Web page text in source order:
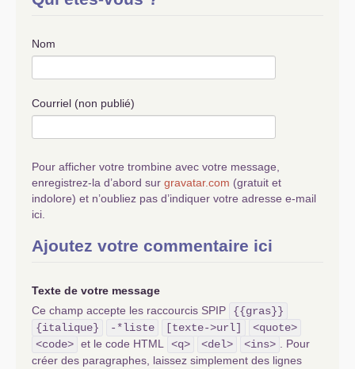
pour que la cellule ne soit pas
plus ou moins abordés nos
communards en 1871, les conseils
ouvriers avec la révolution
d’octobre 1917.
en permanence son organisation
ainsi retarder son éviction du
pouvoir économique et politique.
Son système capitaliste prend l’eau
aujourd’hui avec une plus grande
possibilité de noyade car les
Nom
Courriel (non publié)
Pour afficher votre trombine avec votre message,
enregistrez-la d’abord sur gravatar.com (gratuit et
indolore) et n’oubliez pas d’indiquer votre adresse e-mail
ici.
Ajoutez votre commentaire ici
Texte de votre message
Ce champ accepte les raccourcis SPIP
{{gras}}
{italique}
-*liste [texte->url]
<quote>
<code> et le code HTML <q> <del> <ins>
. Pour
créer des paragraphes, laissez simplement des lignes